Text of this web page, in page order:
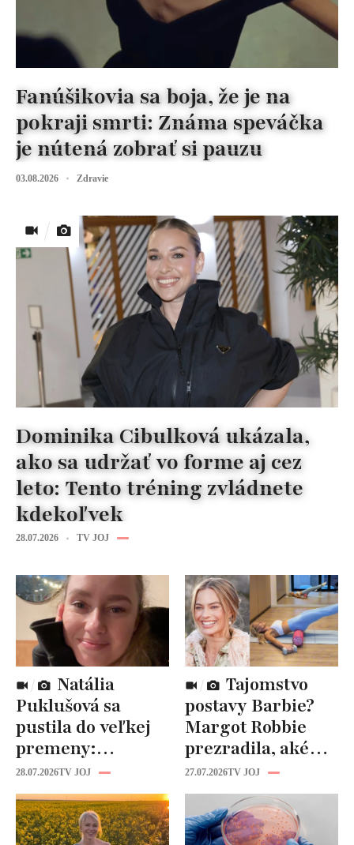
Fanúšikovia sa boja, že je na
pokraji smrti: Známa speváčka
je nútená zobrať si pauzu
03.08.2026 Zdravie
Dominika Cibulková ukázala,
ako sa udržať vo forme aj cez
leto: Tento tréning zvládnete
kdekoľvek
28.07.2026 TV JOJ
Puklušová sa
pustila do veľkej
premeny:
Odborníci však
varujú, pozor na
prísne diéty!
28.07.2026TV JOJ
postavy Barbie?
Margot Robbie
prezradila, aké
cviky jej pomohli
spevniť celé telo
27.07.2026TV JOJ